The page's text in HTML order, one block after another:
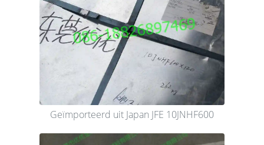
Geïmporteerd uit Japan JFE 10JNHF600